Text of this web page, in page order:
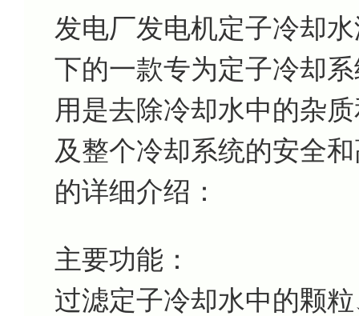
发电厂发电机定子冷却
下的一款专为定子冷却
用是去除冷却水中的杂
及整个冷却系统的安全
的详细介绍：
主要功能：
过滤定子冷却水中的颗